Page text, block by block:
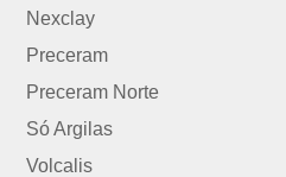
Nexclay
Preceram
Preceram Norte
Só Argilas
Volcalis